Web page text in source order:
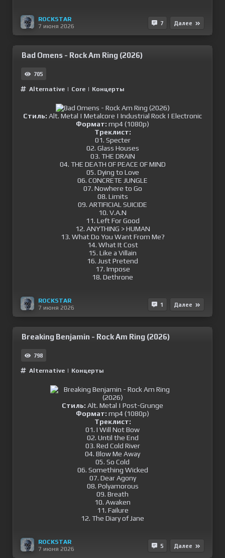
ROCKSTAR
7 июня 2026
7 Далее
Bad Omens - Rock Am Ring (2026)
705
Alternative | Сore | Концерты
Стиль: Alt. Metal | Metalcore | Industrial Rock | Electronic
Формат: mp4 (1080p)
Треклист:
01. Specter
02. Glass Houses
03. THE DRAIN
04. THE DEATH OF PEACE OF MIND
05. Dying to Love
06. CONCRETE JUNGLE
07. Nowhere to Go
08. Limits
09. ARTIFICIAL SUICIDE
10. V.A.N
11. Left For Good
12. ANYTHING > HUMAN
13. What Do You Want From Me?
14. What It Cost
15. Like a Villain
16. Just Pretend
17. Impose
18. Dethrone
ROCKSTAR
7 июня 2026
1 Далее
Breaking Benjamin - Rock Am Ring (2026)
798
Alternative | Концерты
Стиль: Alt. Metal | Post-Grunge
Формат: mp4 (1080p)
Треклист:
01. I Will Not Bow
02. Until the End
03. Red Cold River
04. Blow Me Away
05. So Cold
06. Something Wicked
07. Dear Agony
08. Polyamorous
09. Breath
10. Awaken
11. Failure
12. The Diary of Jane
ROCKSTAR
7 июня 2026
5 Далее